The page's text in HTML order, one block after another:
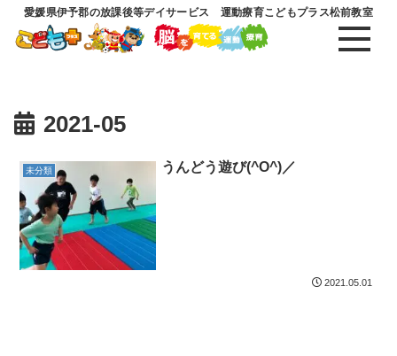
愛媛県伊予郡の放課後等デイサービス 運動療育こどもプラス松前教室
2021-05
未分類 うんどう遊び(^O^)／
2021.05.01